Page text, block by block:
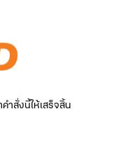
ำสั่งนี้ให้เสร็จสิ้น